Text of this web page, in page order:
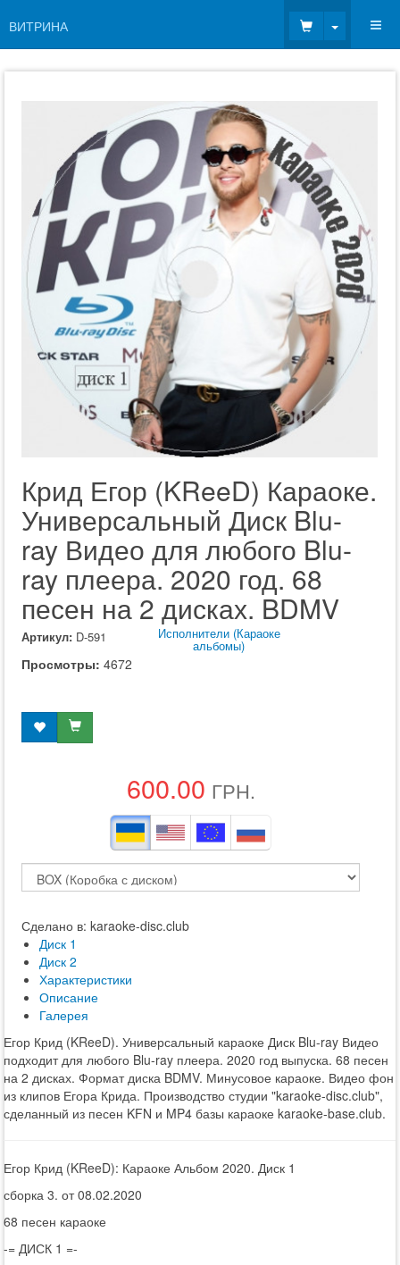
ВИТРИНА Toggle
Крид Егор (KReeD) Караоке.
Универсальный Диск Blu-
ray Видео для любого Blu-
ray плеера. 2020 год. 68
песен на 2 дисках. BDMV
Артикул: D-591 Исполнители (Караоке
альбомы)
Просмотры: 4672
600.00 ГРН.
Сделано в: karaoke-disc.club
Диск 1
Диск 2
Характеристики
Описание
Галерея
Егор Крид (KReeD). Универсальный караоке Диск Blu-ray Видео
подходит для любого Blu-ray плеера. 2020 год выпуска. 68 песен
на 2 дисках. Формат диска BDMV. Минусовое караоке. Видео фон
из клипов Егора Крида. Производство студии "karaoke-disc.club",
сделанный из песен KFN и MP4 базы караоке karaoke-base.club.
Егор Крид (KReeD): Караоке Альбом 2020. Диск 1
сборка 3. от 08.02.2020
68 песен караоке
-= ДИСК 1 =-